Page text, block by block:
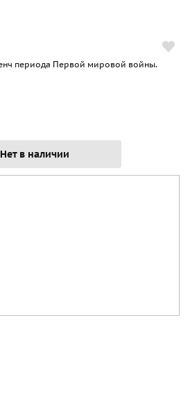
периода Первой мировой войны.
Нет в наличии